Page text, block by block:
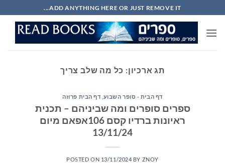
to
content
ADD ANYTHING HERE OR JUST REMOVE IT...
תג ארכיון: כל מה שלב צריך
דף הבית - סופר השבוע דף הבית פרוזה
ספרים סופרים ומה שביניהם – תכנית
ראיונות ברדיו קסם 106אפאם מיום
13/11/24
POSTED ON 13/11/2024 BY ZNOY